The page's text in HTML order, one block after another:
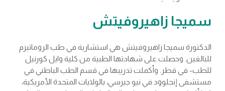
سميجا زاهيروفيتش
الدكتورة سميجا زاهيروفيتش هي استشارية في طب الروماتيزم
للبالغين. وحصلت على شهادتها الطبية من كلية وايل كورنيل
للطب- في قطر. وأكملت تدريبها في قسم الطب الباطني في
مستشفى إنجلوود في نيو جيرسي، بالولايات المتحدة الأمريكية،